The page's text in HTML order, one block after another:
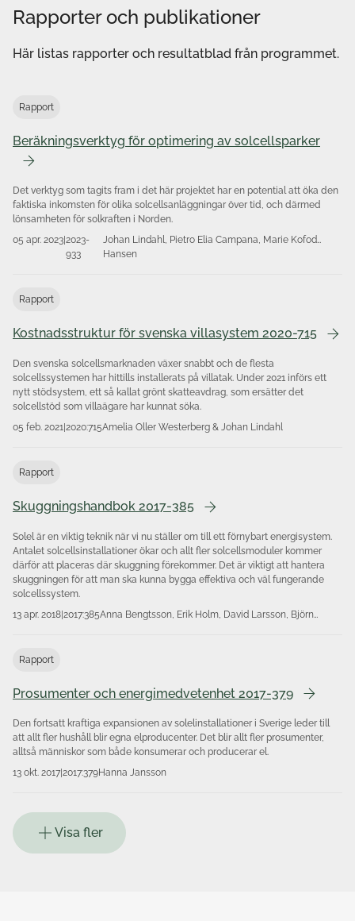
Kontakta mig kring frågor om
Askprogrammet
Rapporter och publikationer
Här listas rapporter och resultatblad från programmet.
Rapport
Beräkningsverktyg för optimering av solcellsparker
Det verktyg som tagits fram i det här projektet har en potential att öka den
faktiska inkomsten för olika solcellsanläggningar över tid, och därmed
lönsamheten för solkraften i Norden.
05 apr. 2023|2023-
933
Johan Lindahl, Pietro Elia Campana, Marie Kofod
Hansen
Rapport
Kostnadsstruktur för svenska villasystem 2020-715
Den svenska solcellsmarknaden växer snabbt och de flesta
solcellssystemen har hittills installerats på villatak. Under 2021 införs ett
nytt stödsystem, ett så kallat grönt skatteavdrag, som ersätter det
solcellstöd som villaägare har kunnat söka.
05 feb. 2021|2020:715Amelia Oller Westerberg & Johan Lindahl
Rapport
Skuggningshandbok 2017-385
Solel är en viktig teknik när vi nu ställer om till ett förnybart energisystem.
Antalet solcells­installationer ökar och allt fler solcellsmoduler kommer
därför att placeras där skuggning förekommer. Det är viktigt att hantera
skuggningen för att man ska kunna bygga effektiva och väl fungerande
solcellssystem.
13 apr. 2018|2017:385Anna Bengtsson, Erik Holm, David Larsson, Björn
Rapport
Prosumenter och energimedvetenhet 2017-379
Den fortsatt kraftiga expansionen av solelinstallationer i Sverige leder till
att allt fler hushåll blir egna elproducenter. Det blir allt fler prosumenter,
alltså människor som både konsumerar och producerar el.
13 okt. 2017 2017:379Hanna Jansson
Visa fler